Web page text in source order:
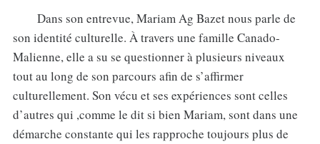
Dans son entrevue, Mariam Ag Bazet nous parle de
son identité culturelle. À travers une famille Canado-
Malienne, elle a su se questionner à plusieurs niveaux
tout au long de son parcours afin de s’affirmer
culturellement. Son vécu et ses expériences sont celles
d’autres qui ,comme le dit si bien Mariam, sont dans une
démarche constante qui les rapproche toujours plus de